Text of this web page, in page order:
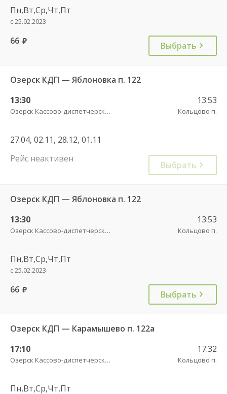
Пн,Вт,Ср,Чт,Пт
с 25.02.2023
66 руб. Выбрать
Озерск КДП — Яблоновка п. 122
13:30
Озерск Кассово-диспетчерский пункт
13:53
Кольцово п.
27.04, 02.11, 28.12, 01.11
Рейс неактивен
Выбрать
Озерск КДП — Яблоновка п. 122
13:30
Озерск Кассово-диспетчерский пункт
13:53
Кольцово п.
Пн,Вт,Ср,Чт,Пт
с 25.02.2023
66 руб. Выбрать
Озерск КДП — Карамышево п. 122а
17:10
Озерск Кассово-диспетчерский пункт
17:32
Кольцово п.
Пн,Вт,Ср,Чт,Пт